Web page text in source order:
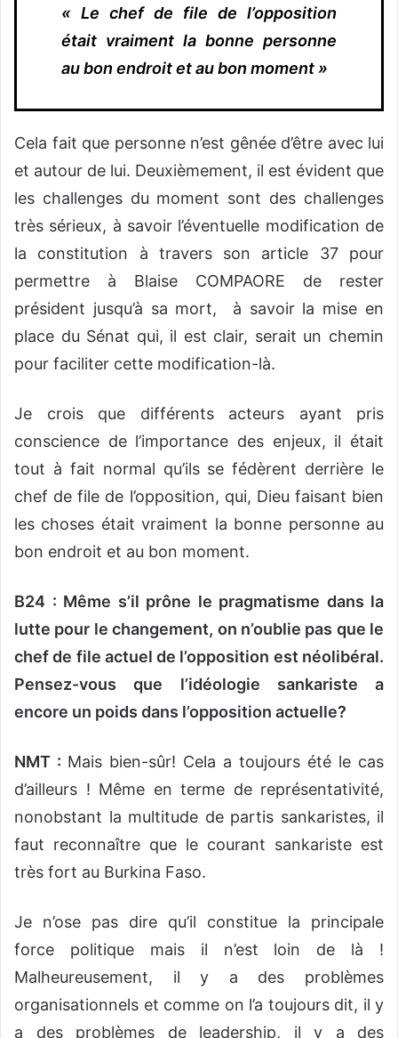
« Le chef de file de l’opposition
était vraiment la bonne personne
au bon endroit et au bon moment »
Cela fait que personne n’est gênée d’être avec lui
et autour de lui. Deuxièmement, il est évident que
les challenges du moment sont des challenges
très sérieux, à savoir l’éventuelle modification de
la constitution à travers son article 37 pour
permettre à Blaise COMPAORE de rester
président jusqu’à sa mort, à savoir la mise en
place du Sénat qui, il est clair, serait un chemin
pour faciliter cette modification-là.
Je crois que différents acteurs ayant pris
conscience de l’importance des enjeux, il était
tout à fait normal qu’ils se fédèrent derrière le
chef de file de l’opposition, qui, Dieu faisant bien
les choses était vraiment la bonne personne au
bon endroit et au bon moment.
B24 : Même s’il prône le pragmatisme dans la
lutte pour le changement, on n’oublie pas que le
chef de file actuel de l’opposition est néolibéral.
Pensez-vous que l’idéologie sankariste a
encore un poids dans l’opposition actuelle?
NMT : Mais bien-sûr! Cela a toujours été le cas
d’ailleurs ! Même en terme de représentativité,
nonobstant la multitude de partis sankaristes, il
faut reconnaître que le courant sankariste est
très fort au Burkina Faso.
Je n’ose pas dire qu’il constitue la principale
force politique mais il n’est loin de là !
Malheureusement, il y a des problèmes
organisationnels et comme on l’a toujours dit, il y
a des problèmes de leadership, il y a des